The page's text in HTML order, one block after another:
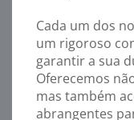
Cada um dos
um rigoroso
garantir a sua
Oferecemos
mas também
abrangentes